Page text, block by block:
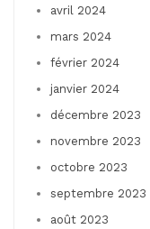
avril 2024
mars 2024
février 2024
janvier 2024
décembre 2023
novembre 2023
octobre 2023
septembre 2023
août 2023